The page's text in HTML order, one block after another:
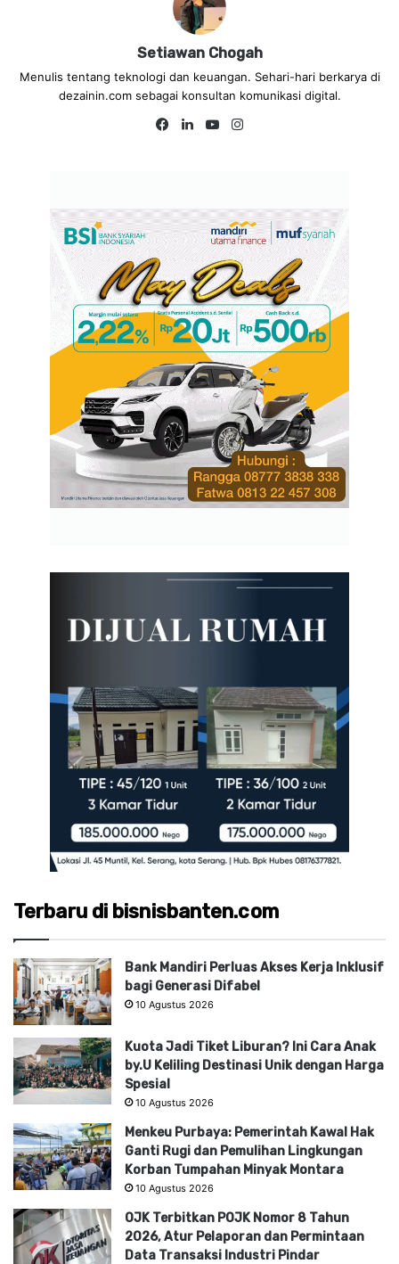
Setiawan Chogah
Menulis tentang teknologi dan keuangan. Sehari-hari berkarya di
dezainin.com sebagai konsultan komunikasi digital.
Fa
Lin
Yo
Terbaru di bisnisbanten.com
Bank Mandiri Perluas Akses Kerja Inklusif
bagi Generasi Difabel
10 Agustus 2026
Kuota Jadi Tiket Liburan? Ini Cara Anak
by.U Keliling Destinasi Unik dengan Harga
Spesial
10 Agustus 2026
Menkeu Purbaya: Pemerintah Kawal Hak
Ganti Rugi dan Pemulihan Lingkungan
Korban Tumpahan Minyak Montara
10 Agustus 2026
OJK Terbitkan POJK Nomor 8 Tahun
2026, Atur Pelaporan dan Permintaan
Data Transaksi Industri Pindar